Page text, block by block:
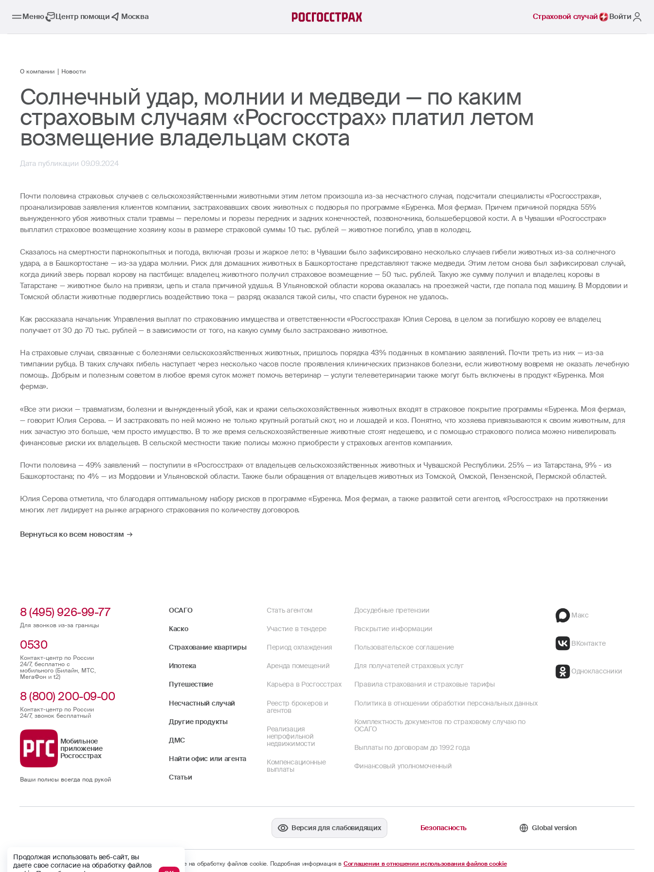
Меню Центр помощи Москва Страховой случай Войти
О компании Новости
Солнечный удар, молнии и медведи — по каким
страховым случаям «Росгосстрах» платил летом
возмещение владельцам скота
Дата публикации 09.09.2024
Почти половина страховых случаев с сельскохозяйственными животными этим летом произошла из-за несчастного случая, подсчитали специалисты «Росгосстраха»,
проанализировав заявления клиентов компании, застраховавших своих животных с подворья по программе «Буренка. Моя ферма». Причем причиной порядка 55%
вынужденного убоя животных стали травмы — переломы и порезы передних и задних конечностей, позвоночника, большеберцовой кости. А в Чувашии «Росгосстрах»
выплатил страховое возмещение хозяину козы в размере страховой суммы 10 тыс. рублей — животное погибло, упав в колодец.
Сказалось на смертности парнокопытных и погода, включая грозы и жаркое лето: в Чувашии было зафиксировано несколько случаев гибели животных из-за солнечного
удара, а в Башкортостане — из-за удара молнии. Риск для домашних животных в Башкортостане представляют также медведи. Этим летом снова был зафиксировал случай,
когда дикий зверь порвал корову на пастбище: владелец животного получил страховое возмещение — 50 тыс. рублей. Такую же сумму получил и владелец коровы в
Татарстане — животное было на привязи, цепь и стала причиной удушья. В Ульяновской области корова оказалась на проезжей части, где попала под машину. В Мордовии и
Томской области животные подверглись воздействию тока — разряд оказался такой силы, что спасти буренок не удалось.
Как рассказала начальник Управления выплат по страхованию имущества и ответственности «Росгосстраха» Юлия Серова, в целом за погибшую корову ее владелец
получает от 30 до 70 тыс. рублей — в зависимости от того, на какую сумму было застраховано животное.
На страховые случаи, связанные с болезнями сельскохозяйственных животных, пришлось порядка 43% поданных в компанию заявлений. Почти треть из них — из-за
тимпании рубца. В таких случаях гибель наступает через несколько часов после проявления клинических признаков болезни, если животному вовремя не оказать лечебную
помощь. Добрым и полезным советом в любое время суток может помочь ветеринар — услуги телеветеринарии также могут быть включены в продукт «Буренка. Моя
ферма».
«Все эти риски — травматизм, болезни и вынужденный убой, как и кражи сельскохозяйственных животных входят в страховое покрытие программы «Буренка. Моя ферма»,
— говорит Юлия Серова. — И застраховать по ней можно не только крупный рогатый скот, но и лошадей и коз. Понятно, что хозяева привязываются к своим животным, для
них зачастую это больше, чем просто имущество. В то же время сельскохозяйственные животные стоят недешево, и с помощью страхового полиса можно нивелировать
финансовые риски их владельцев. В сельской местности такие полисы можно приобрести у страховых агентов компании».
Почти половина — 49% заявлений — поступили в «Росгосстрах» от владельцев сельскохозяйственных животных и Чувашской Республики. 25% — из Татарстана, 9% - из
Башкортостана; по 4% — из Мордовии и Ульяновской области. Также были обращения от владельцев животных из Томской, Омской, Пензенской, Пермской областей.
Юлия Серова отметила, что благодаря оптимальному набору рисков в программе «Буренка. Моя ферма», а также развитой сети агентов, «Росгосстрах» на протяжении
многих лет лидирует на рынке аграрного страхования по количеству договоров.
Вернуться ко всем новостям
8 (495) 926-99-77
Для звонков из-за границы
0530
Контакт-центр по России
24/7, бесплатно с
мобильного (Билайн, МТС,
МегаФон и t2)
8 (800) 200-09-00
Контакт-центр по России
24/7, звонок бесплатный
Мобильное
приложение
Росгосстрах
Ваши полисы всегда под рукой
ОСАГО
Каско
Страхование квартиры
Ипотека
Путешествие
Несчастный случай
Другие продукты
ДМС
Найти офис или агента
Статьи
Стать агентом
Участие в тендере
Период охлаждения
Аренда помещений
Карьера в Росгосстрах
Реестр брокеров и
агентов
Реализация
непрофильной
недвижимости
Компенсационные
выплаты
Досудебные претензии
Раскрытие информации
Пользовательское соглашение
Для получателей страховых услуг
Правила страхования и страховые тарифы
Политика в отношении обработки персональных данных
Комплектность документов по страховому случаю по
ОСАГО
Выплаты по договорам до 1992 года
Финансовый уполномоченный
Макс
ВКонтакте
Одноклассники
Версия для слабовидящих Безопасность Global version
Продолжая использовать веб-сайт, вы даете свое согласие на обработку файлов cookie. Подробная информация в Соглашении в отношении использования файлов cookie
Продолжая использовать веб-сайт, вы
даете свое согласие на обработку файлов